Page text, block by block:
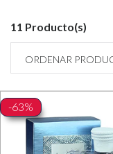
11 Producto(s)
ORDENAR
-63%